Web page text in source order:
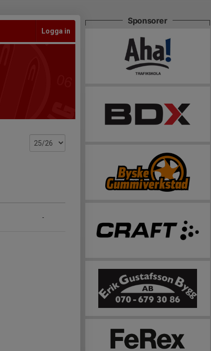
Logga in
-
Sponsorer